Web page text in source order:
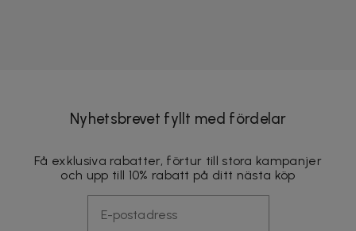
Nyhetsbrevet fyllt med fördelar
Få exklusiva rabatter, förtur till stora kampanjer
och upp till 10% rabatt på ditt nästa köp